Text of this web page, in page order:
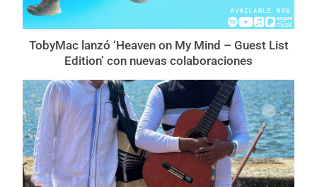
TobyMac lanzó ‘Heaven on My Mind – Guest List
Edition’ con nuevas colaboraciones